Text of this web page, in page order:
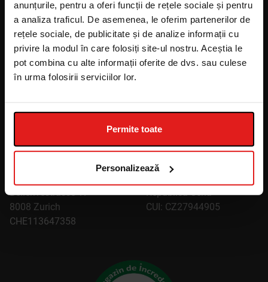
anunțurile, pentru a oferi funcții de rețele sociale și pentru
a analiza traficul. De asemenea, le oferim partenerilor de
rețele sociale, de publicitate și de analize informații cu
privire la modul în care folosiți site-ul nostru. Aceștia le
pot combina cu alte informații oferite de dvs. sau culese
în urma folosirii serviciilor lor.
Permite toate
Personalizează
info@caprin.ro
0373811818 WA 0373811818
Ne puteți contacta telefonic de luni până vineri între orele
8:00 și 16:00.
APROBAREA
Bellerivestrasse 17
8008 Zurich
CHE113647358
Cemio Switzerland s.r.o.
Tomíčkova 2144/1
Republica Cehă
CUI: CZ27944905